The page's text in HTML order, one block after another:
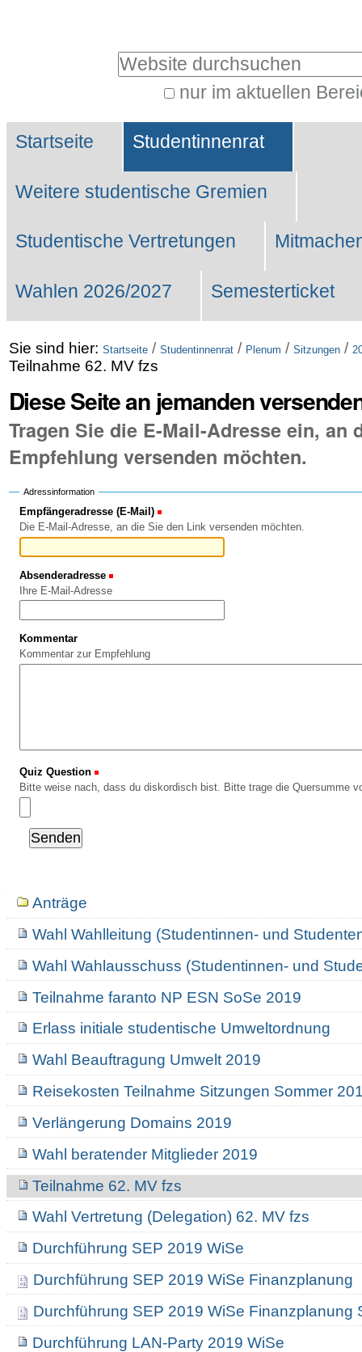
Website durchsuchen
nur im aktuellen
Suche…
Sektionen
Startseite Studentinnenrat
Weitere studentische Gremien
Studentische Vertretungen
Wahlen 2026/2027 Semesterticket
Sie sind hier: Startseite / Studentinnenrat / Plenum / Sitzungen /
Teilnahme 62. MV fzs
Diese Seite an jemanden
Tragen Sie die E-Mail-Adresse ein, an
Empfehlung versenden möchten.
Adressinformation
Empfängeradresse (E-Mail)
Die E-Mail-Adresse, an die Sie den Link versenden möchten.
Absenderadresse
Ihre E-Mail-Adresse
Kommentar
Kommentar zur Empfehlung
Quiz Question
Bitte weise nach, dass du diskordisch bist. Bitte trage die Quersumme
NavigationAnträge
Wahl Wahlleitung (Studentinnen- und
Wahl Wahlausschuss (Studentinnen- und
Teilnahme faranto NP ESN SoSe 2019
Erlass initiale studentische Umweltordnung
Wahl Beauftragung Umwelt 2019
Reisekosten Teilnahme Sitzungen Sommer
Verlängerung Domains 2019
Wahl beratender Mitglieder 2019
Teilnahme 62. MV fzs
Wahl Vertretung (Delegation) 62. MV fzs
Durchführung SEP 2019 WiSe
Durchführung SEP 2019 WiSe Finanzplanung
Durchführung SEP 2019 WiSe Finanzplanung
Durchführung LAN-Party 2019 WiSe